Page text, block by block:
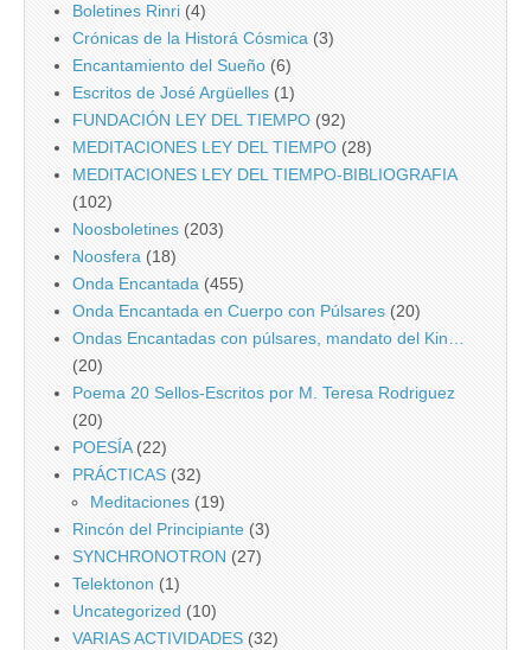
Boletines Rinri (4)
Crónicas de la Historá Cósmica (3)
Encantamiento del Sueño (6)
Escritos de José Argüelles (1)
FUNDACIÓN LEY DEL TIEMPO (92)
MEDITACIONES LEY DEL TIEMPO (28)
MEDITACIONES LEY DEL TIEMPO-BIBLIOGRAFIA
(102)
Noosboletines (203)
Noosfera (18)
Onda Encantada (455)
Onda Encantada en Cuerpo con Púlsares (20)
Ondas Encantadas con púlsares, mandato del Kin…
(20)
Poema 20 Sellos-Escritos por M. Teresa Rodriguez
(20)
POESÍA(22)
PRÁCTICAS (32)
Meditaciones (19)
Rincón del Principiante (3)
SYNCHRONOTRON (27)
Telektonon (1)
Uncategorized (10)
VARIAS ACTIVIDADES (32)